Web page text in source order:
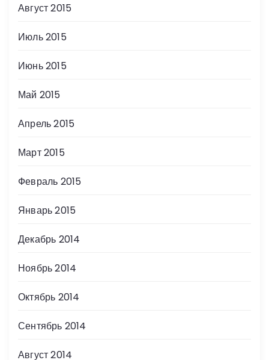
Август 2015
Июль 2015
Июнь 2015
Май 2015
Апрель 2015
Март 2015
Февраль 2015
Январь 2015
Декабрь 2014
Ноябрь 2014
Октябрь 2014
Сентябрь 2014
Август 2014